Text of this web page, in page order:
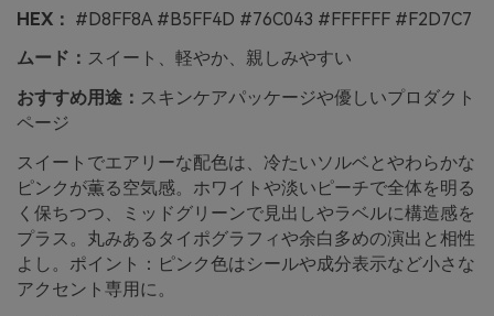
HEX： #D8FF8A #B5FF4D #76C043 #FFFFFF #F2D7C7
ムード： スイート、軽やか、親しみやすい
おすすめ用途： スキンケアパッケージや優しいプロダクト
ページ
スイートでエアリーな配色は、冷たいソルベとやわらかな
ピンクが薫る空気感。ホワイトや淡いピーチで全体を明る
く保ちつつ、ミッドグリーンで見出しやラベルに構造感を
プラス。丸みあるタイポグラフィや余白多めの演出と相性
よし。ポイント：ピンク色はシールや成分表示など小さな
アクセント専用に。